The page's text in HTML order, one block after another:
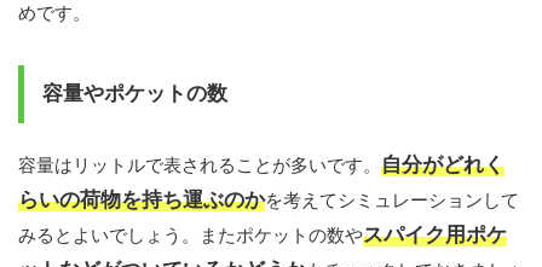
めです。
容量やポケットの数
容量はリットルで表されることが多いです。 自分がどれく
らいの荷物を持ち運ぶのかを考えてシミュレーションして
みるとよいでしょう。またポケットの数やスパイク用ポケ